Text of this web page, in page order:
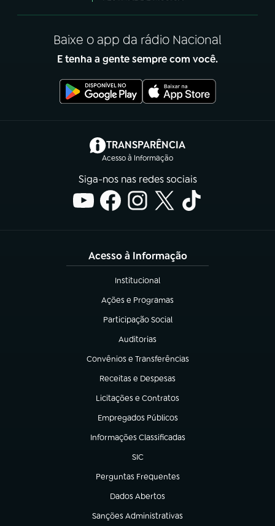
Baixe o app da rádio Nacional
E tenha a gente sempre com você.
TRANSPARÊNCIA
Acesso à Informação
(abre em nova aba)
Siga-nos nas redes sociais
Acesso à Informação
Institucional
(abre em nova aba)
Ações e Programas
(abre em nova aba)
Participação Social
(abre em nova aba)
Auditorias
(abre em nova aba)
Convênios e Transferências
(abre em nova aba)
Receitas e Despesas
(abre em nova aba)
Licitações e Contratos
(abre em nova aba)
Empregados Públicos
(abre em nova aba)
Informações Classificadas
(abre em nova aba)
SIC
(abre em nova aba)
Perguntas Frequentes
(abre em nova aba)
Dados Abertos
(abre em nova aba)
Sanções Administrativas
(abre em nova aba)